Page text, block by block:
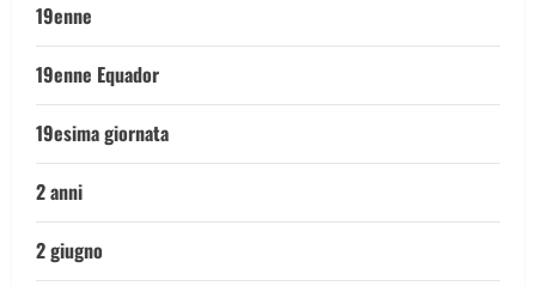
19enne
19enne Equador
19esima giornata
2 anni
2 giugno